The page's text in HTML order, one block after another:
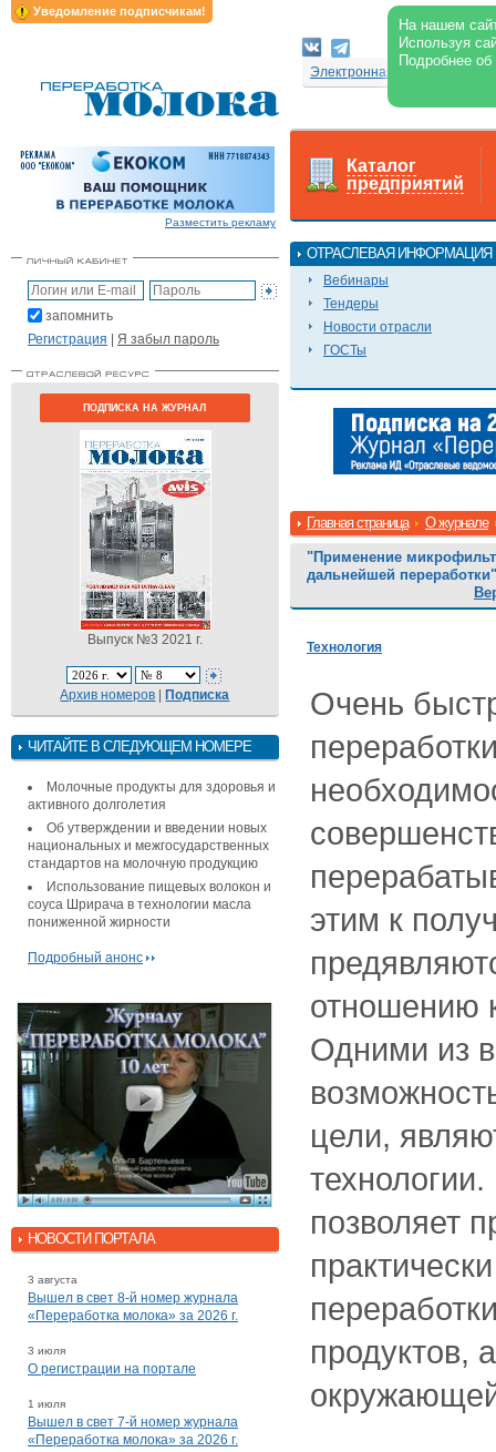
Уведомление подписчикам!
На нашем
Используя
Подробнее
Электронная версия
Разместить рекламу
запомнить
Регистрация | Я забыл пароль
ПОДПИСКА НА ЖУРНАЛ
Выпуск №3 2021 г.
Архив номеров |Подписка
ЧИТАЙТЕ В СЛЕДУЮЩЕМ НОМЕРЕ
Молочные продукты для здоровья и
активного долголетия
Об утверждении и введении новых
национальных и межгосударственных
стандартов на молочную продукцию
Использование пищевых волокон и
соуса Шрирача в технологии масла
пониженной жирности
Подробный анонс
НОВОСТИ ПОРТАЛА
3 августа
Вышел в свет 8-й номер журнала
«Переработка молока» за 2026 г.
3 июля
О регистрации на портале
1 июля
Вышел в свет 7-й номер журнала
«Переработка молока» за 2026 г.
Каталог
предприятий
ОТРАСЛЕВАЯ ИНФОРМАЦИЯ
Вебинары
Тендеры
Новости отрасли
ГОСТы
Главная страница О журнале
"Применение
дальнейшей переработки"
Технология
Очень
этим к
отношению
Одними из
цели,
позволяет
продуктов,